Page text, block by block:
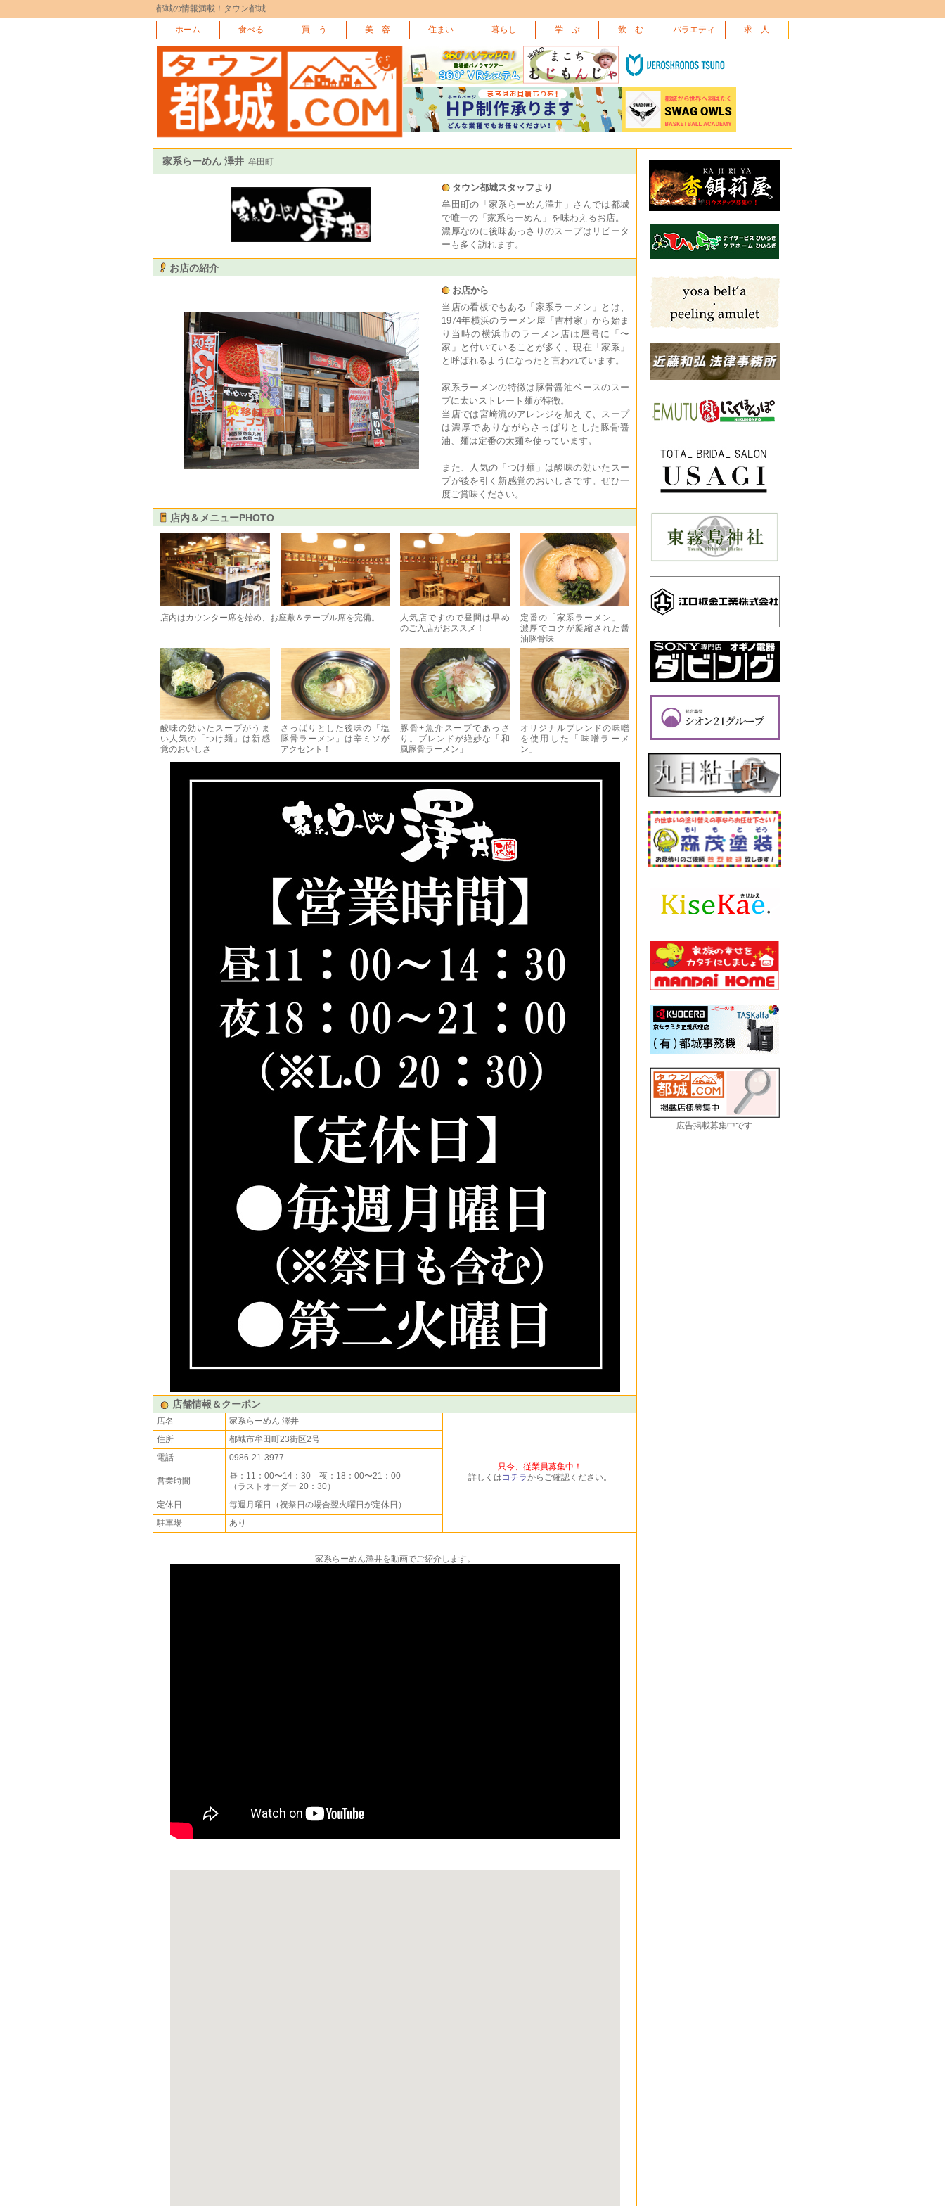
都城の情報満載！タウン都城
ホーム 食べる 買 う 美 容 住まい 暮らし 学 ぶ 飲 む バラエティ 求 人
家系らーめん 澤井 牟田町
広告掲載募集中です
タウン都城スタッフより
牟田町の「家系らーめん澤井」さんでは都城
で唯一の「家系らーめん」を味わえるお店。
濃厚なのに後味あっさりのスープはリピータ
ーも多く訪れます。
お店の紹介
お店から
当店の看板でもある「家系ラーメン」とは、
1974年横浜のラーメン屋「吉村家」から始ま
り当時の横浜市のラーメン店は屋号に「〜
家」と付いていることが多く、現在「家系」
と呼ばれるようになったと言われています。
家系ラーメンの特徴は豚骨醤油ベースのスー
プに太いストレート麺が特徴。
当店では宮崎流のアレンジを加えて、スープ
は濃厚でありながらさっぱりとした豚骨醤
油、麺は定番の太麺を使っています。
また、人気の「つけ麺」は酸味の効いたスー
プが後を引く新感覚のおいしさです。ぜひ一
度ご賞味ください。
店内＆メニューPHOTO
店内はカウンター席を始め、お座敷＆テーブル席を完備。
人気店ですので昼間は早め
のご入店がおススメ！
定番の「家系ラーメン」
濃厚でコクが凝縮された醤
油豚骨味
酸味の効いたスープがうま
い人気の「つけ麺」は新感
覚のおいしさ
さっぱりとした後味の「塩
豚骨ラーメン」は辛ミソが
アクセント！
豚骨+魚介スープであっさ
り。ブレンドが絶妙な「和
風豚骨ラーメン」
オリジナルブレンドの味噌
を使用した「味噌ラーメ
ン」
店舗情報＆クーポン
店名
家系らーめん 澤井
住所
都城市牟田町23街区2号
電話
0986-21-3977
営業時間
昼：11：00〜14：30 夜：18：00〜21：00
（ラストオーダー 20：30）
定休日
毎週月曜日（祝祭日の場合翌火曜日が定休日）
駐車場
あり
只今、従業員募集中！
詳しくはコチラからご確認ください。
家系らーめん澤井を動画でご紹介します。